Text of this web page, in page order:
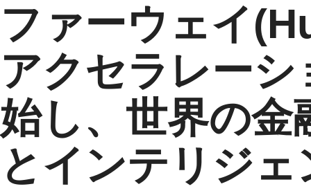
ファーウェイ
アクセラレー
始し、世界の金
とインテリジ